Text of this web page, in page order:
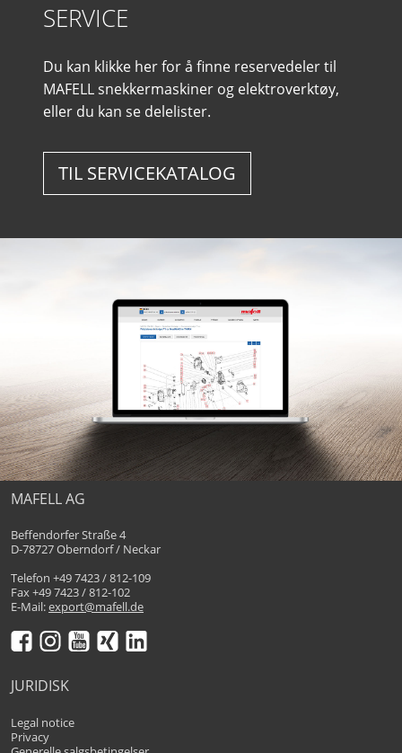
SERVICE
Du kan klikke her for å finne reservedeler til
MAFELL snekkermaskiner og elektroverktøy,
eller du kan se delelister.
TIL SERVICEKATALOG
MAFELL AG
Beffendorfer Straße 4
D-78727 Oberndorf / Neckar
Telefon +49 7423 / 812-109
Fax +49 7423 / 812-102
E-Mail:export@mafell.de
JURIDISK
Legal notice
Privacy